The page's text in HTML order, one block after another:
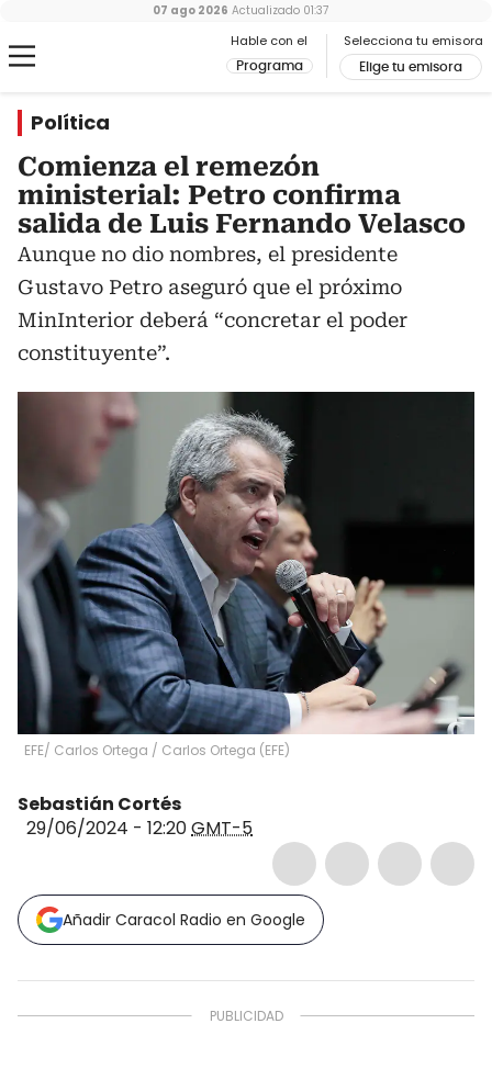
Hable con el
Programa
Selecciona tu emisora
Elige tu emisora
07 ago 2026 Actualizado 01:37
Política
Comienza el remezón
ministerial: Petro confirma
salida de Luis Fernando Velasco
Aunque no dio nombres, el presidente
Gustavo Petro aseguró que el próximo
MinInterior deberá “concretar el poder
constituyente”.
EFE/ Carlos Ortega / Carlos Ortega (EFE)
Sebastián Cortés
29/06/2024 - 12:20GMT-5
Añadir Caracol Radio en Google